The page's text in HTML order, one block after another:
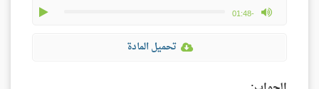
-01:48
max volume
تحميل المادة